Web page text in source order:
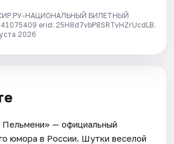
НАЦИОНАЛЬНЫЙ БИЛЕТНЫЙ
erid: 25H8d7vbP8SRTvHZrUcdLB.
2026
— официальный
юмора в России. Шутки веселой